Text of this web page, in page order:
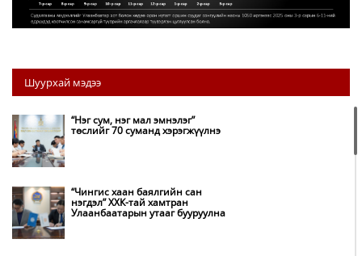
Шуурхай мэдээ
“Нэг сум, нэг мал эмнэлэг”
төслийг 70 суманд хэрэгжүүлнэ
“Чингис хаан баялгийн сан
нэгдэл” ХХК-тай хамтран
Улаанбаатарын утааг бууруулна